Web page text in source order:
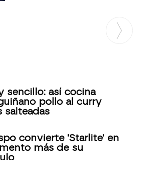
sencillo: así cocina
pollo al curry
salteadas
convierte 'Starlite' en
más de su